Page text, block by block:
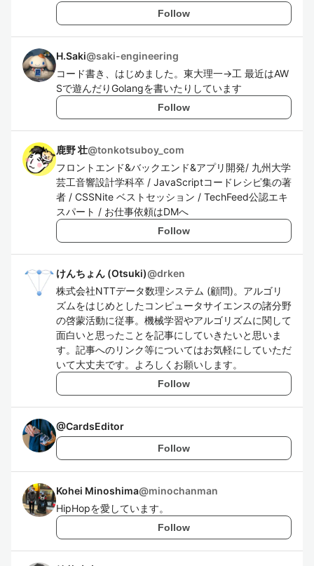
Follow
H.Saki@saki-engineering
コード書き、はじめました。東大理一→工 最近はAW
Sで遊んだりGolangを書いたりしています
Follow
鹿野 壮@tonkotsuboy_com
フロントエンド&バックエンド&アプリ開発/ 九州大学
芸工音響設計学科卒 / JavaScriptコードレシピ集の著
者 / CSSNite ベストセッション / TechFeed公認エキ
スパート / お仕事依頼はDMへ
Follow
けんちょん (Otsuki)@drken
株式会社NTTデータ数理システム (顧問)。アルゴリ
ズムをはじめとしたコンピュータサイエンスの諸分野
の啓蒙活動に従事。機械学習やアルゴリズムに関して
面白いと思ったことを記事にしていきたいと思いま
す。記事へのリンク等についてはお気軽にしていただ
いて大丈夫です。よろしくお願いします。
Follow
@CardsEditor
Follow
Kohei Minoshima@minochanman
HipHopを愛しています。
Follow